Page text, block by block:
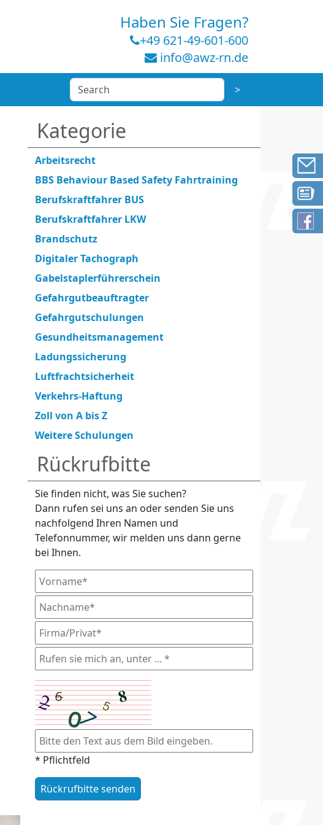
Haben Sie Fragen?
+49 621-49-601-600
info@awz-rn.de
Kategorie
Arbeitsrecht
BBS Behaviour Based Safety Fahrtraining
Berufskraftfahrer BUS
Berufskraftfahrer LKW
Brandschutz
Digitaler Tachograph
Gabelstaplerführerschein
Gefahrgutbeauftragter
Gefahrgutschulungen
Gesundheitsmanagement
Ladungssicherung
Luftfrachtsicherheit
Verkehrs-Haftung
Zoll von A bis Z
Weitere Schulungen
Rückrufbitte
Sie finden nicht, was Sie suchen?
Dann rufen sei uns an oder senden Sie uns
nachfolgend Ihren Namen und
Telefonnummer, wir melden uns dann gerne
bei Ihnen.
* Pflichtfeld